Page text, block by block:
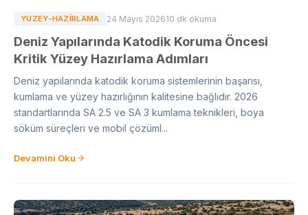
YUZEY-HAZIRLAMA 24 Mayıs 202610 dk okuma
Deniz Yapılarında Katodik Koruma Öncesi
Kritik Yüzey Hazırlama Adımları
Deniz yapılarında katodik koruma sistemlerinin başarısı,
kumlama ve yüzey hazırlığının kalitesine bağlıdır. 2026
standartlarında SA 2.5 ve SA 3 kumlama teknikleri, boya
söküm süreçleri ve mobil çözüml...
Devamini Oku